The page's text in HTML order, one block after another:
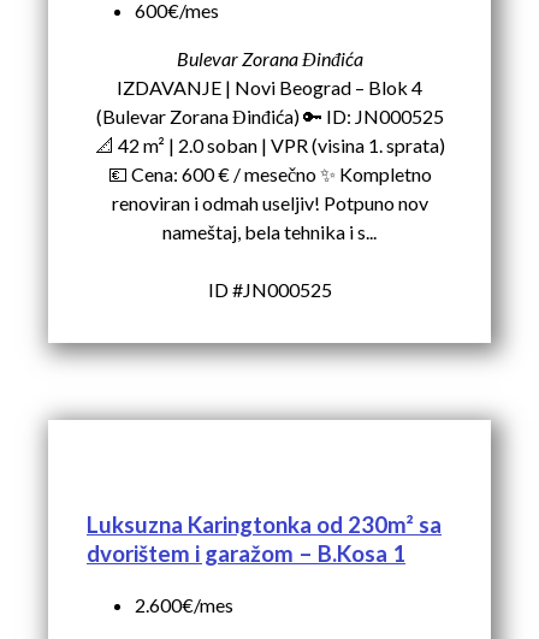
600€/mes
Bulevar Zorana Đinđića
IZDAVANJE | Novi Beograd – Blok 4
(Bulevar Zorana Đinđića) 🔑 ID: JN000525
📐 42 m² | 2.0 soban | VPR (visina 1. sprata)
💶 Cena: 600 € / mesečno ✨ Kompletno
renoviran i odmah useljiv! Potpuno nov
nameštaj, bela tehnika i s...
ID #JN000525
Luksuzna Karingtonka od 230m² sa
dvorištem i garažom – B.Kosa 1
2.600€/mes